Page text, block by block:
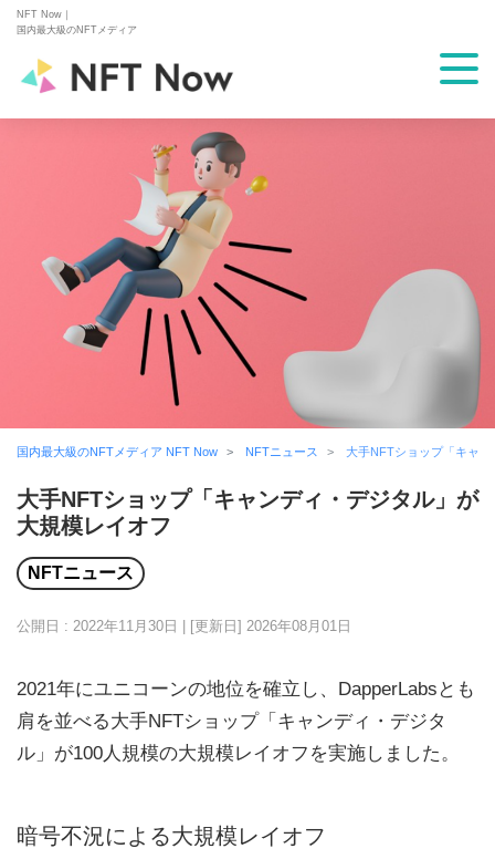
NFT Now｜
国内最大級のNFTメディア
国内最大級のNFTメディア NFT Now NFTニュース 大手NFTショップ「キャ
大手NFTショップ「キャンディ・デジタル」が
大規模レイオフ
NFTニュース
公開日 : 2022年11月30日 | [更新日] 2026年08月01日
2021年にユニコーンの地位を確立し、DapperLabsとも
肩を並べる大手NFTショップ「キャンディ・デジタ
ル」が100人規模の大規模レイオフを実施しました。
暗号不況による大規模レイオフ